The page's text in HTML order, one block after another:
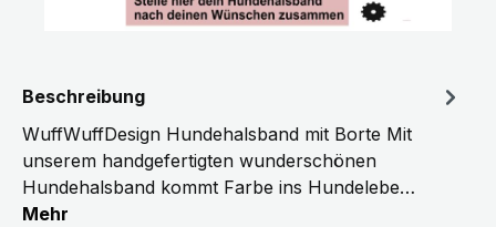
Beschreibung
WuffWuffDesign Hundehalsband mit Borte Mit
unserem handgefertigten wunderschönen
Hundehalsband kommt Farbe ins Hundelebe…
Mehr